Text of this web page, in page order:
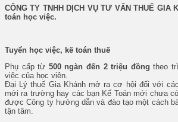
CÔNG TY TNHH DỊCH VỤ TƯ VẤN THUẾ GIA
toán học việc.
Tuyển học việc, kế toán thuế
Phụ cấp từ 500 ngàn đến 2 triệu đồng theo
việc của học viên.
Đại Lý thuế Gia Khánh mở ra cơ hội đối với
mới ra trường hay các bạn Kế Toán mới chưa
được Công ty hướng dẫn và đào tạo một cách
tận tâm.